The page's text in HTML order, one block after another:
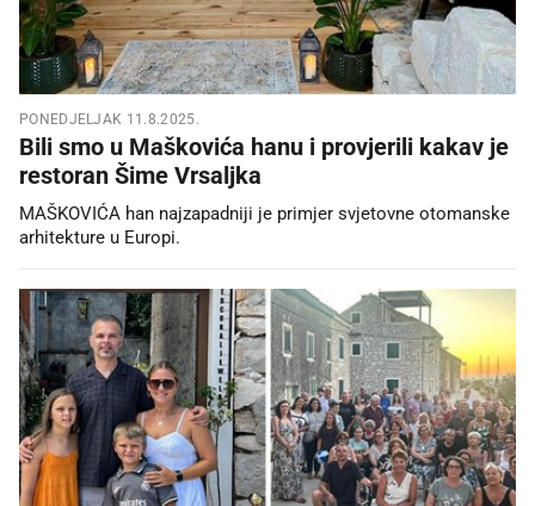
PONEDJELJAK 11.8.2025.
Bili smo u Maškovića hanu i provjerili kakav je
restoran Šime Vrsaljka
MAŠKOVIĆA han najzapadniji je primjer svjetovne otomanske
arhitekture u Europi.